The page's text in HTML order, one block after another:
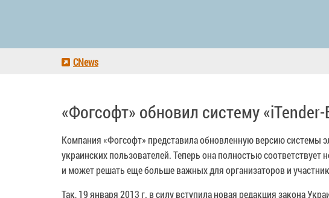
CNews
«Фогсофт» обновил систему
Компания «Фогсофт» представила обновленную версию системы
украинских пользователей. Теперь она полностью
и может решать еще больше важных для организаторов и
Так, 19 января 2013 г. в силу вступила новая редакция закона